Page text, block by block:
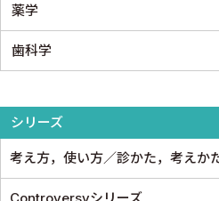
栄養・食事療法・輸液・輸血
薬物療法
血液
脳・神経
呼吸器
循環器・血管
小児外科
形成外科
スポーツ医学
産婦人科
医療統計
論文・医学情報
看護
看護教科書
薬学
薬学
歯科学
シリーズ
考え方，使い方／診かた，考えか